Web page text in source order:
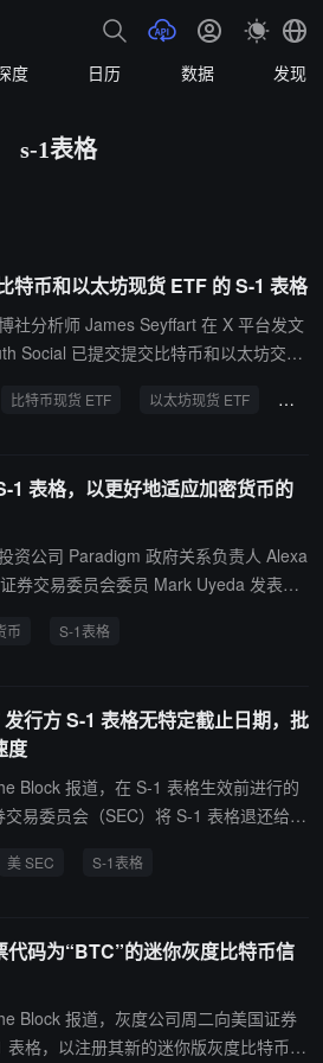
度 日历 数据 发现
s-1表格
特币和以太坊现货 ETF 的 S-1 表格
社分析师 James Seyffart 在 X 平台发文
Social 已提交提交比特币和以太坊交易
比特币现货 ETF 以太坊现货 ETF S-1
1 表格，以更好地适应加密货币的
资公司 Paradigm 政府关系负责人 Alexa
券交易委员会委员 Mark Uyeda 发表了
更好地适应加密货币的独特性。这是 U
币 S-1表格
行方 S-1 表格无特定截止日期，批
度
Block 报道，在 S-1 表格生效前进行的
易委员会（SEC）将 S-1 表格退还给其
7 月 8 日之前处理这些评论并重新提
美 SEC S-1表格
码为“BTC”的迷你灰度比特币信
Block 报道，灰度公司周二向美国证券
格，以注册其新的迷你版灰度比特币信